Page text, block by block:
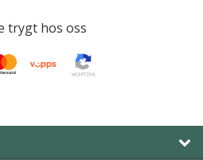
trygt hos oss